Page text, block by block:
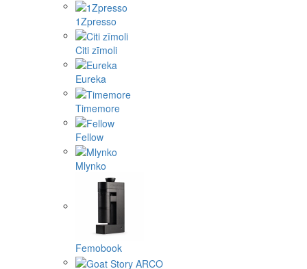
1Zpresso
Citi zīmoli
Eureka
Timemore
Fellow
Mlynko
Femobook